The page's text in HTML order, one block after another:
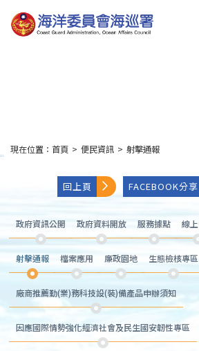
到
主
:::
現在位置： 首頁 > 便民資訊 > 射擊通報
回上頁 FACEBOOK分享
政府資訊公開 政府資料開放 服務據點 線
射擊通報 檔案應用 廉政園地 生態檢核專區
廠商推薦勤(業)務科技設(裝)備產品申辦須知
因應國際情勢強化經濟社會及民生國安韌性專區